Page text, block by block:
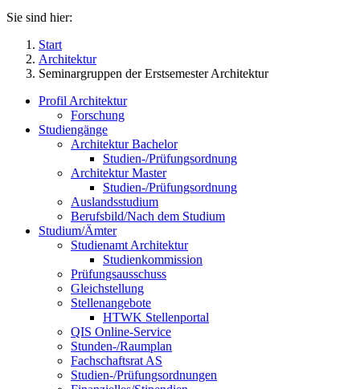
Sie sind hier:
Start
Architektur
Seminargruppen der Erstsemester Architektur
Profil Architektur
Forschung
Studiengänge
Architektur Bachelor
Studien-/Prüfungsordnung
Architektur Master
Studien-/Prüfungsordnung
Auslandsstudium
Berufsbild/Nach dem Studium
Studium/Ämter
Studienamt Architektur
Studienkommission
Prüfungsausschuss
Gleichstellung
Stellenangebote
HTWK Stellenportal
QIS Online-Service
Stunden-/Raumplan
Fachschaftsrat AS
Studien-/Prüfungsordnungen